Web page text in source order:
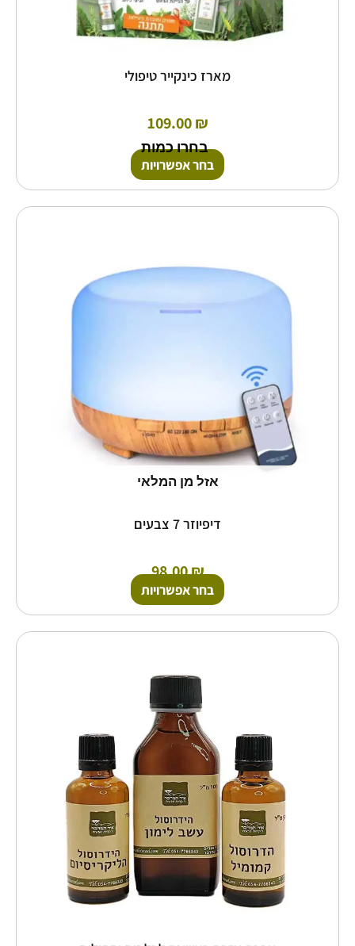
מארז כינקייר טיפולי
109.00₪
בחרו כמות
בחר אפשרויות
אזל מן המלאי
דיפיוזר 7 צבעים
98.00₪
בחר אפשרויות
מספר
סוגים.
יש
מספר
סוגים.
ניתן
לבחור
האפשרויות
בעמוד
המוצר